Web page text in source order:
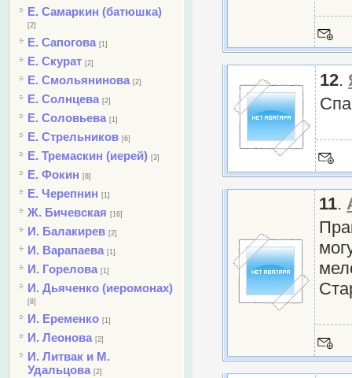
Е. Самаркин (батюшка)
[2]
Е. Сапогова [1]
Е. Скурат [2]
Е. Смольянинова [2]
Е. Солнцева [2]
Е. Соловьева [1]
Е. Стрельников [6]
Е. Тремаскин (иерей) [3]
Е. Фокин [8]
Е. Черепнин [1]
Ж. Бичевская [16]
И. Балакирев [2]
И. Варапаева [1]
И. Горелова [1]
И. Дьяченко (иеромонах)
[8]
И. Еременко [1]
И. Леонова [2]
И. Литвак и М.
Удальцова [2]
12.
11.